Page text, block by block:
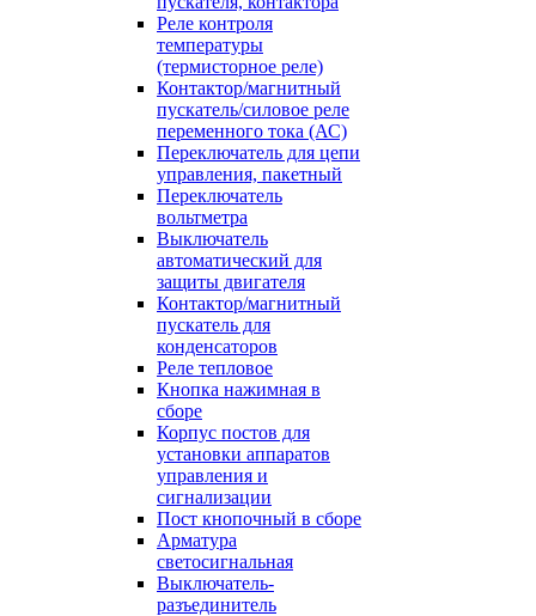
Реле контроля
температуры
(термисторное реле)
Контактор/магнитный
пускатель/силовое реле
переменного тока (АС)
Переключатель для цепи
управления, пакетный
Переключатель
вольтметра
Выключатель
автоматический для
защиты двигателя
Контактор/магнитный
пускатель для
конденсаторов
Реле тепловое
Кнопка нажимная в
сборе
Корпус постов для
установки аппаратов
управления и
сигнализации
Пост кнопочный в сборе
Арматура
светосигнальная
Выключатель-
разъединитель